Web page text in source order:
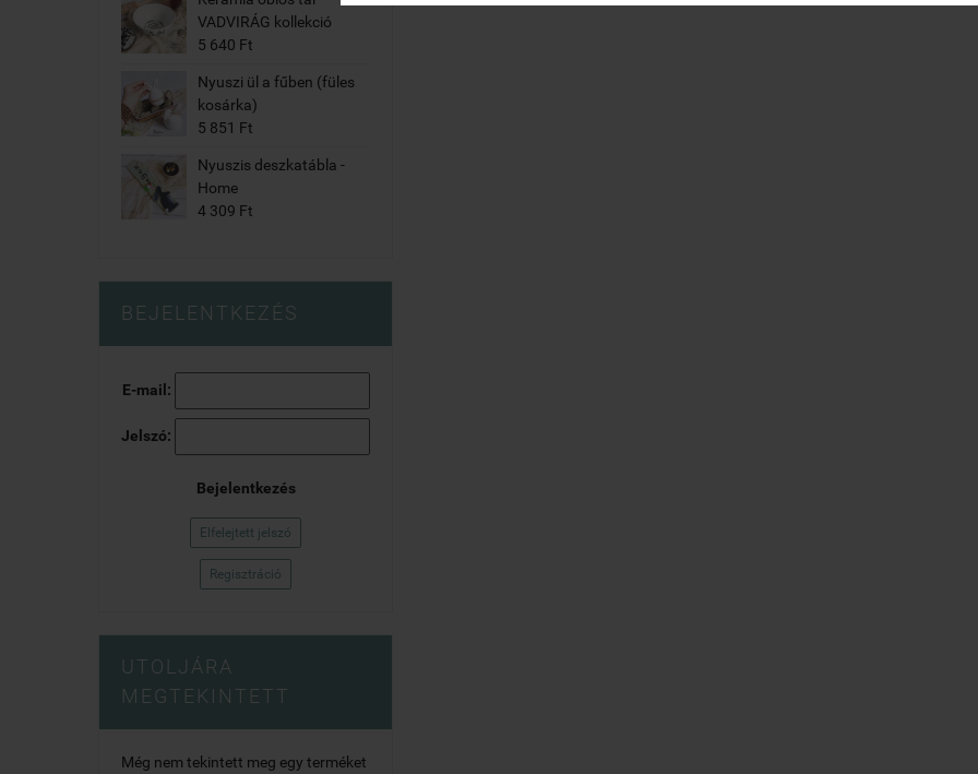
VADVIRÁG kollekció
5 640 Ft
Nyuszi ül a fűben (füles
kosárka)
5 851 Ft
Nyuszis deszkatábla -
Home
4 309 Ft
BEJELENTKEZÉS
E-mail:
Jelszó:
Bejelentkezés
Elfelejtett jelszó
Regisztráció
UTOLJÁRA
MEGTEKINTETT
Még nem tekintett meg egy terméket